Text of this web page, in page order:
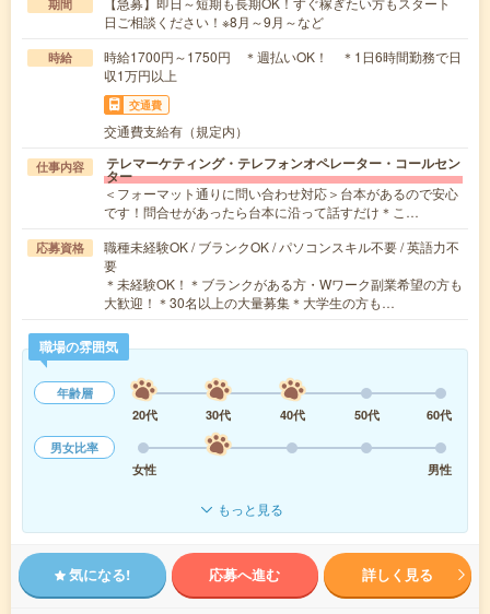
期間
日ご相談ください！※8月～9月～など
時給
時給1700円～1750円 ＊週払いOK！ ＊1日6時間勤務で日
収1万円以上
交通費
交通費支給有（規定内）
仕事内容 テレマーケティング・テレフォンオペレーター・コールセン
ター
＜フォーマット通りに問い合わせ対応＞台本があるので安心
です！問合せがあったら台本に沿って話すだけ＊こ…
応募資格
職種未経験OK / ブランクOK / パソコンスキル不要 / 英語力不
要
＊未経験OK！＊ブランクがある方・Wワーク副業希望の方も
大歓迎！＊30名以上の大量募集＊大学生の方も…
職場の雰囲気
年齢層
20代
30代 40代 50代
60代
男女比率
女性
男性
もっと見る
気になる! 応募へ進む 詳しく見る